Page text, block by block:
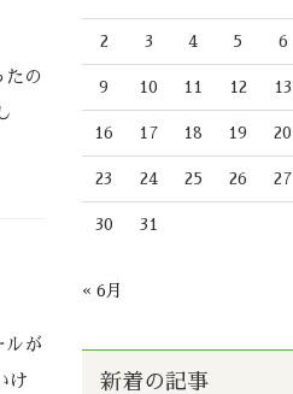
たの
ルが
け
2 3 4 5 6
9 10 11 12 13
16 17 18 19 20
23 24 25 26 27
30 31
« 6月
新着の記事